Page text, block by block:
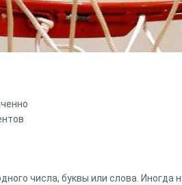
числа, буквы или слова. Иногда